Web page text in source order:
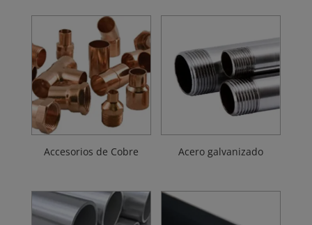
Accesorios de Cobre Acero galvanizado